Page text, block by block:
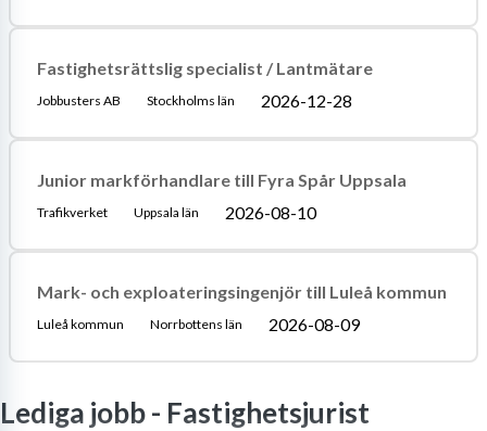
Fastighetsrättslig specialist / Lantmätare
Jobbusters AB Stockholms län 2026-12-28
Junior markförhandlare till Fyra Spår Uppsala
Trafikverket Uppsala län 2026-08-10
Mark- och exploateringsingenjör till Luleå kommun
Luleå kommun Norrbottens län 2026-08-09
Lediga jobb - Fastighetsjurist